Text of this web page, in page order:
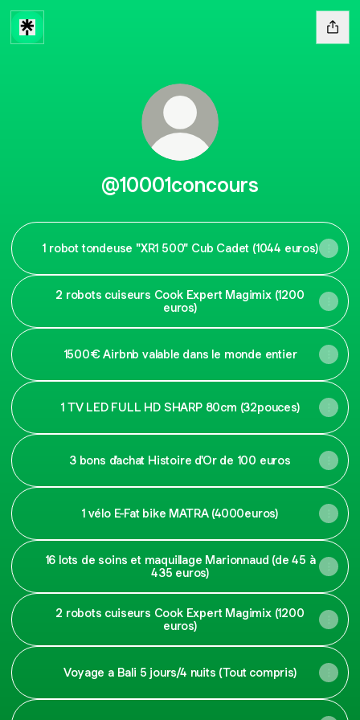
@10001concours
1 robot tondeuse "XR1 500" Cub Cadet (1044 euros)
2 robots cuiseurs Cook Expert Magimix (1200
euros)
1500€ Airbnb valable dans le monde entier
1 TV LED FULL HD SHARP 80cm (32pouces)
3 bons d'achat Histoire d'Or de 100 euros
1 vélo E-Fat bike MATRA (4000euros)
16 lots de soins et maquillage Marionnaud (de 45 à
435 euros)
2 robots cuiseurs Cook Expert Magimix (1200
euros)
Voyage a Bali 5 jours/4 nuits (Tout compris)